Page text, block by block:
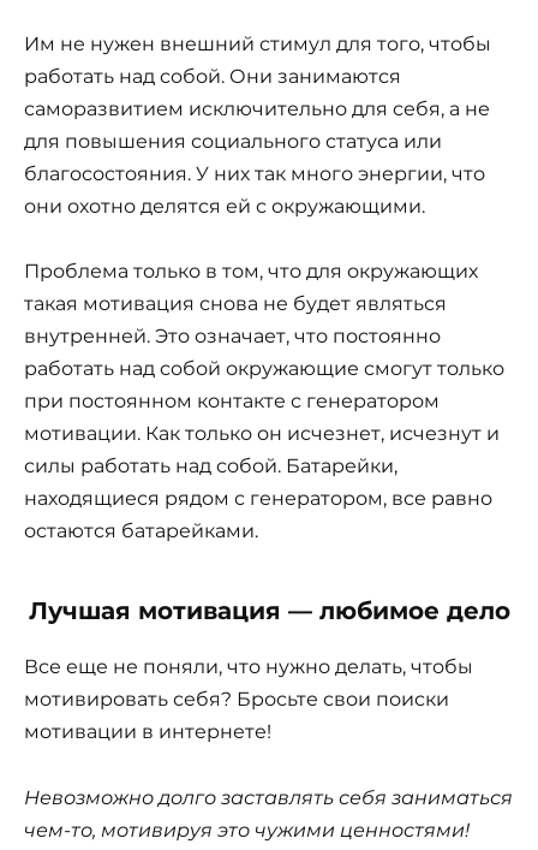
Им не нужен внешний стимул для того, чтобы
работать над собой. Они занимаются
саморазвитием исключительно для себя, а не
для повышения социального статуса или
благосостояния. У них так много энергии, что
они охотно делятся ей с окружающими.
Проблема только в том, что для окружающих
такая мотивация снова не будет являться
внутренней. Это означает, что постоянно
работать над собой окружающие смогут только
при постоянном контакте с генератором
мотивации. Как только он исчезнет, исчезнут и
силы работать над собой. Батарейки,
находящиеся рядом с генератором, все равно
остаются батарейками.
Лучшая мотивация — любимое дело
Все еще не поняли, что нужно делать, чтобы
мотивировать себя? Бросьте свои поиски
мотивации в интернете!
Невозможно долго заставлять себя заниматься
чем-то, мотивируя это чужими ценностями!